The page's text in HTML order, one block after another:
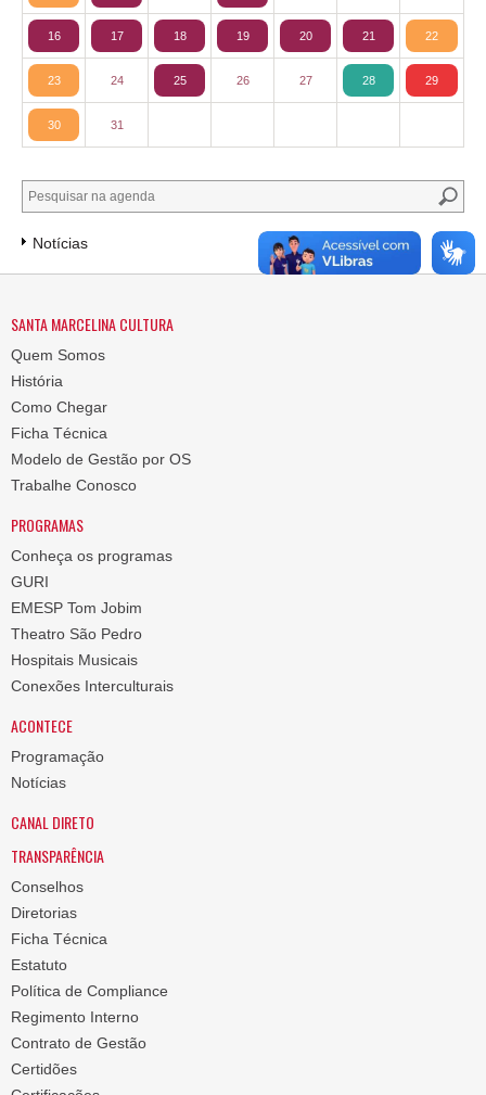
16 17 18 19 20 21 22
23 24 25 26 27 28 29
30 31
Notícias
SANTA MARCELINA CULTURA
Quem Somos
História
Como Chegar
Ficha Técnica
Modelo de Gestão por OS
Trabalhe Conosco
PROGRAMAS
Conheça os programas
GURI
EMESP Tom Jobim
Theatro São Pedro
Hospitais Musicais
Conexões Interculturais
ACONTECE
Programação
Notícias
CANAL DIRETO
TRANSPARÊNCIA
Conselhos
Diretorias
Ficha Técnica
Estatuto
Política de Compliance
Regimento Interno
Contrato de Gestão
Certidões